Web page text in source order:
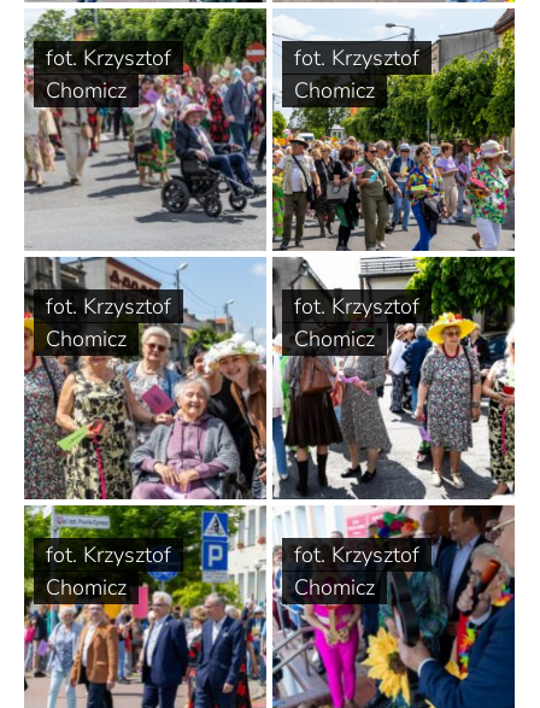
fot. Krzysztof
Chomicz
fot. Krzysztof
Chomicz
fot. Krzysztof
Chomicz
fot. Krzysztof
Chomicz
fot. Krzysztof
Chomicz
fot. Krzysztof
Chomicz